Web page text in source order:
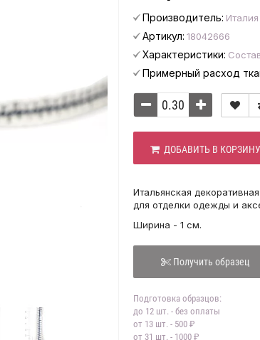
Производитель: Италия
Артикул: 18042666
Характеристики:
Примерный расход
ДОБАВИТЬ В КОРЗИНУ
Итальянская
для отделки одежды и
Ширина - 1 см.
Получить образец
Подготовка образцов:
до 12 шт. - без оплаты
от 13 шт. - 500 ₽
от 31 шт. - 1000 ₽